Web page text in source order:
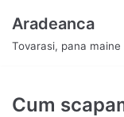
Skip
to
Aradeanca
Tovarasi, pana
Cum